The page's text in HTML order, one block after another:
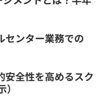
ンター業務での
全性を高めるスク